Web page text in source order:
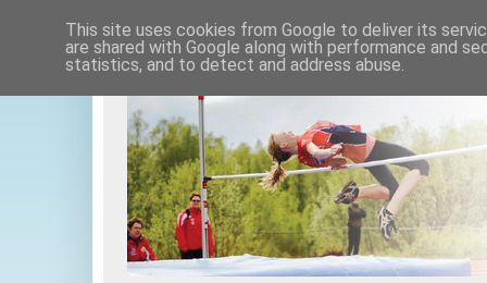
This site uses cookies from Google to deliver its
are shared with Google along with performance and
statistics, and to detect and address abuse.